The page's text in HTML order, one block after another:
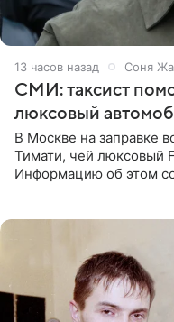
13 часов назад Соня
СМИ: таксист
люксовый
В Москве на заправке
Тимати, чей люксовый
Информацию об этом